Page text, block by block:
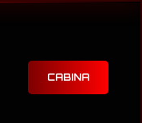
CABINA